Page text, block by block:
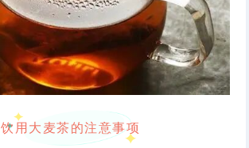
饮用大麦茶的注意事项